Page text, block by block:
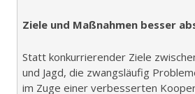
Ziele und Maßnahmen besser
Statt konkurrierender Ziele
und Jagd, die zwangsläufig
im Zuge einer verbesserten